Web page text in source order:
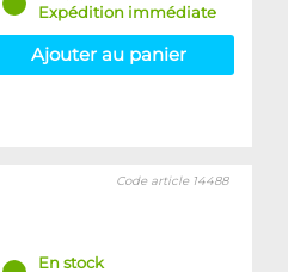
Expédition immédiate
Ajouter au panier
Code article 14488
En stock